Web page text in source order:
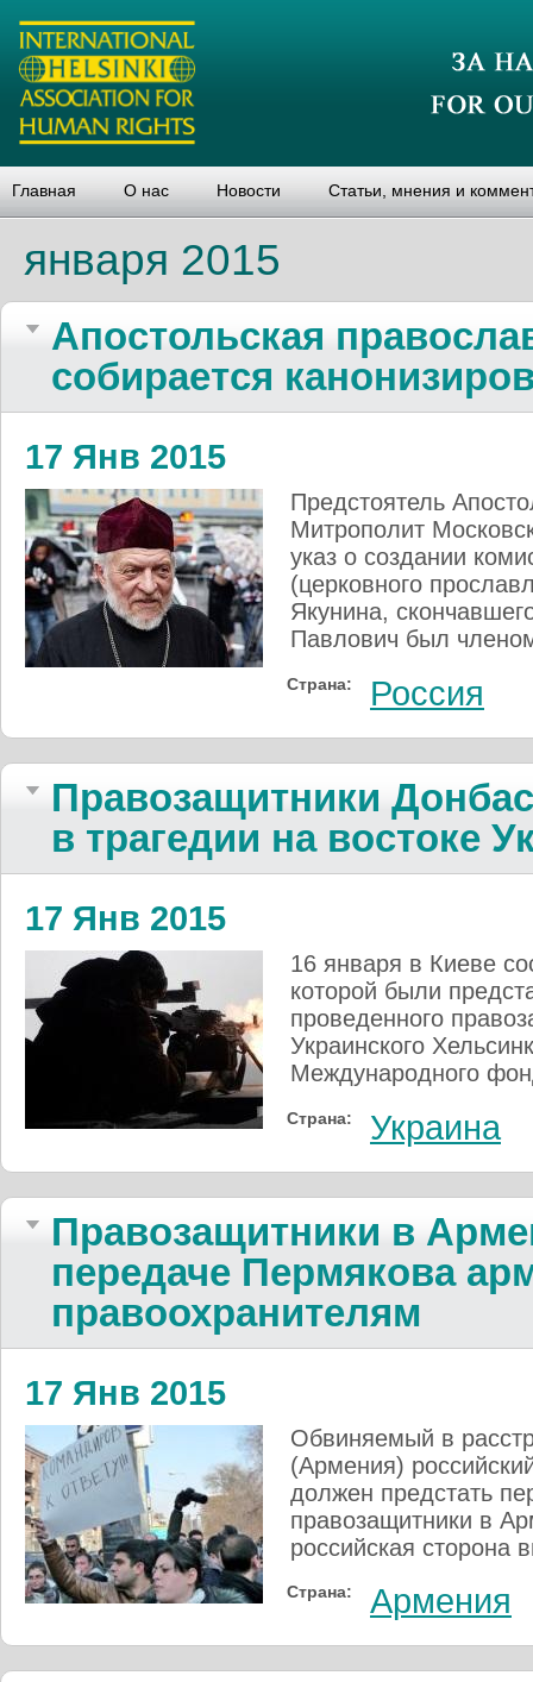
Главная О нас Новости Статьи, мнения и
января 2015
Апостольская
собирается
17 Янв 2015
Предстоятель
Митрополит
указ о создании
(церковного
Якунина,
Павлович был
Страна: Россия
Правозащитники
в трагедии на востоке
17 Янв 2015
16 января в Киеве
которой были
проведенного
Украинского
Международного
Страна: Украина
Правозащитники в
передаче Пермякова
правоохранителям
17 Янв 2015
Обвиняемый в
(Армения)
должен предстать
правозащитники в
российская сторона
Страна: Армения